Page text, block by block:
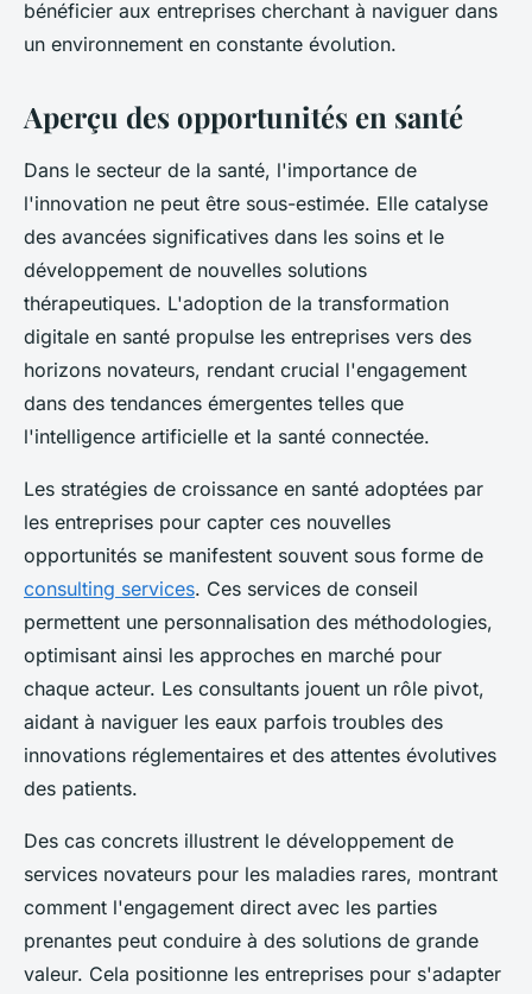
bénéficier aux entreprises cherchant à naviguer dans
un environnement en constante évolution.
Aperçu des opportunités en santé
Dans le secteur de la santé, l'importance de
l'innovation ne peut être sous-estimée. Elle catalyse
des avancées significatives dans les soins et le
développement de nouvelles solutions
thérapeutiques. L'adoption de la transformation
digitale en santé propulse les entreprises vers des
horizons novateurs, rendant crucial l'engagement
dans des tendances émergentes telles que
l'intelligence artificielle et la santé connectée.
Les stratégies de croissance en santé adoptées par
les entreprises pour capter ces nouvelles
opportunités se manifestent souvent sous forme de
consulting services. Ces services de conseil
permettent une personnalisation des méthodologies,
optimisant ainsi les approches en marché pour
chaque acteur. Les consultants jouent un rôle pivot,
aidant à naviguer les eaux parfois troubles des
innovations réglementaires et des attentes évolutives
des patients.
Des cas concrets illustrent le développement de
services novateurs pour les maladies rares, montrant
comment l'engagement direct avec les parties
prenantes peut conduire à des solutions de grande
valeur. Cela positionne les entreprises pour s'adapter